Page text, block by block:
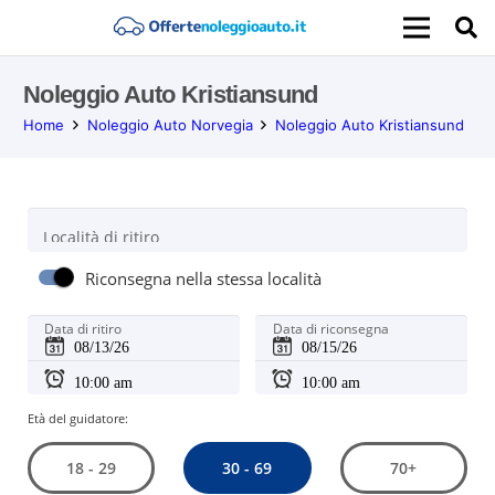
Noleggio Auto Kristiansund
Home Noleggio Auto Norvegia Noleggio Auto Kristiansund
Località di ritiro
Riconsegna nella stessa località
Data di ritiro Data di riconsegna
Età del guidatore:
18 - 29 30 - 69 70+